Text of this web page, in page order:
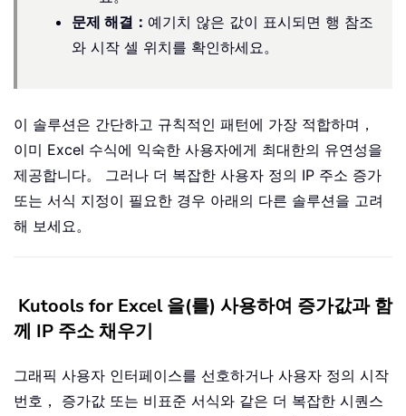
문제 해결： 예기치 않은 값이 표시되면 행 참조
와 시작 셀 위치를 확인하세요。
이 솔루션은 간단하고 규칙적인 패턴에 가장 적합하며，
이미 Excel 수식에 익숙한 사용자에게 최대한의 유연성을
제공합니다。 그러나 더 복잡한 사용자 정의 IP 주소 증가
또는 서식 지정이 필요한 경우 아래의 다른 솔루션을 고려
해 보세요。
Kutools for Excel 을(를) 사용하여 증가값과 함
께 IP 주소 채우기
그래픽 사용자 인터페이스를 선호하거나 사용자 정의 시작
번호， 증가값 또는 비표준 서식와 같은 더 복잡한 시퀀스